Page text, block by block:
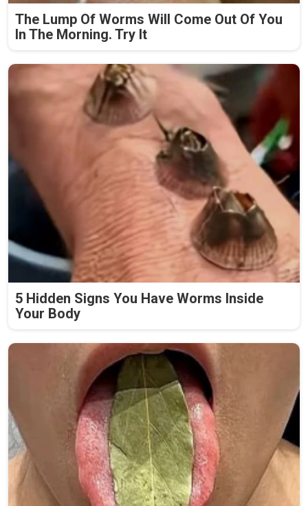
The Lump Of Worms Will Come Out Of You
In The Morning. Try It
5 Hidden Signs You Have Worms Inside
Your Body